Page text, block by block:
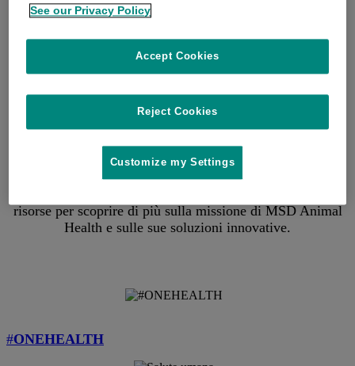
Abbiamo una salute che
ci unisce: One Health.
L’approccio One Health ha come obiettivo proteggere te,
risorse per scoprire di più sulla missione di MSD Animal
Health e sulle sue soluzioni innovative.
#ONEHEALTH
See our Privacy Policy
Reject Cookies
Accept Cookies
Customize my Settings